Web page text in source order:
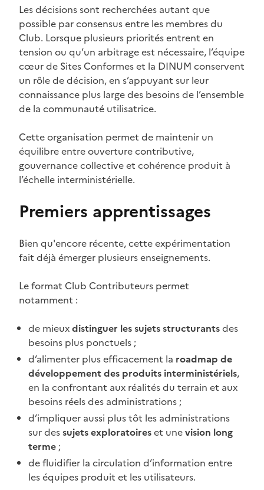
Les décisions sont recherchées autant que
possible par consensus entre les membres du
Club. Lorsque plusieurs priorités entrent en
tension ou qu’un arbitrage est nécessaire, l’équipe
cœur de Sites Conformes et la DINUM conservent
un rôle de décision, en s’appuyant sur leur
connaissance plus large des besoins de l’ensemble
de la communauté utilisatrice.
Cette organisation permet de maintenir un
équilibre entre ouverture contributive,
gouvernance collective et cohérence produit à
l’échelle interministérielle.
Premiers apprentissages
Bien qu'encore récente, cette expérimentation
fait déjà émerger plusieurs enseignements.
Le format Club Contributeurs permet
notamment :
de mieuxdistinguer les sujets structurantsdes
besoins plus ponctuels ;
d’alimenter plus efficacement la roadmap de
développement des produits interministériels,
en la confrontant aux réalités du terrain et aux
besoins réels des administrations ;
d’impliquer aussi plus tôt les administrations
sur dessujets exploratoireset unevision long
terme ;
de fluidifier la circulation d’information entre
les équipes produit et les utilisateurs.